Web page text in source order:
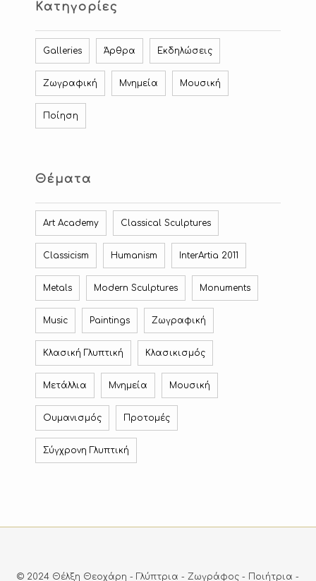
Κατηγορίες
Galleries Άρθρα Εκδηλώσεις
Ζωγραφική Μνημεία Μουσική
Ποίηση
Θέματα
Art Academy Classical Sculptures
Classicism Humanism InterArtia 2011
Metals Modern Sculptures Monuments
Music Paintings Ζωγραφική
Κλασική Γλυπτική Κλασικισμός
Μετάλλια Μνημεία Μουσική
Ουμανισμός Προτομές
Σύγχρονη Γλυπτική
© 2024 Θέλξη Θεοχάρη - Γλύπτρια - Ζωγράφος - Ποιήτρια -